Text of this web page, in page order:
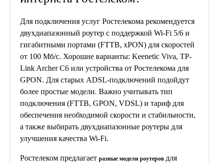
Для подключения услуг Ростелекома рекомендуется
двухдиапазонный роутер с поддержкой Wi-Fi 5/6 и
гигабитными портами (FTTB, xPON) для скоростей
от 100 Мб/с. Хорошие варианты: Keenetic Viva, TP-
Link Archer C6 или устройства от Ростелекома для
GPON. Для старых ADSL-подключений подойдут
более простые модели. Важно учитывать тип
подключения (FTTB, GPON, VDSL) и тариф для
обеспечения необходимой скорости и стабильности,
а также выбирать двухдиапазонные роутеры для
улучшения качества Wi-Fi.
Ростелеком предлагает разные модели роутеров для